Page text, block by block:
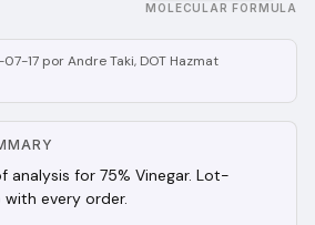
MOLECULAR FORMULA
17 por Andre Taki, DOT Hazmat
analysis for 75% Vinegar. Lot-
every order.